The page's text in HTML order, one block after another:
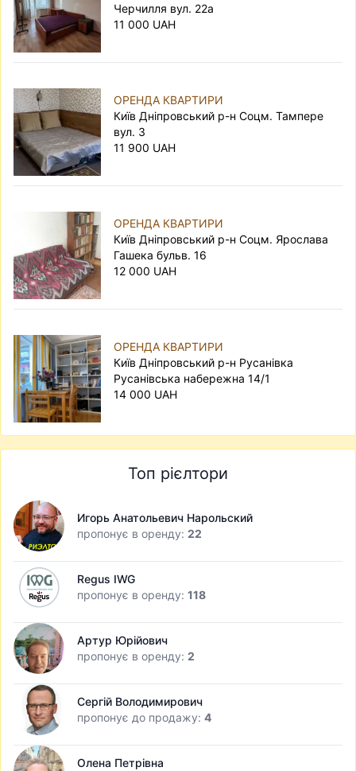
радимо почитати теми у нас на
наприкладтут
Черчилля вул. 22а
11 000 UAH
ОРЕНДА КВАРТИРИ
Київ Дніпровський р-н Соцм. Тампере
вул. 3
11 900 UAH
ОРЕНДА КВАРТИРИ
Київ Дніпровський р-н Соцм. Ярослава
Гашека бульв. 16
12 000 UAH
ОРЕНДА КВАРТИРИ
Київ Дніпровський р-н Русанівка
Русанівська набережна 14/1
14 000 UAH
Топ рієлтори
Игорь Анатольевич Нарольский
пропонує в оренду: 22
Regus IWG
пропонує в оренду: 118
Артур Юрійович
пропонує в оренду: 2
Сергій Володимирович
пропонує до продажу: 4
Олена Петрівна